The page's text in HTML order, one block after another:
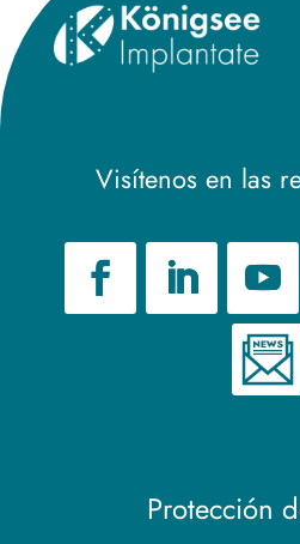
Visítenos en las
Protección